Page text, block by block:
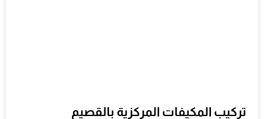
تركيب المكيفات المركزية بالقصيم